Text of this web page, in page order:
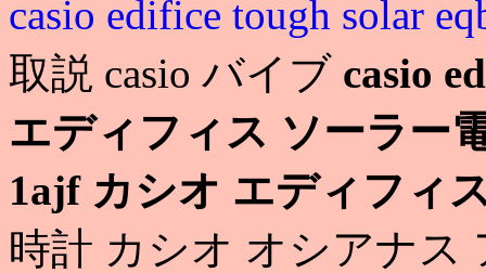
casio edifice tough solar
取説 casio バイブ casio
エディフィス ソーラー
1ajf カシオ エディフィ
時計 カシオ オシアナス